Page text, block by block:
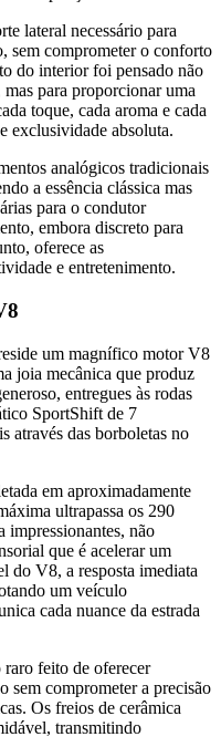
lateral necessário para
sem comprometer o conforto
do interior foi pensado não
para proporcionar uma
toque, cada aroma e cada
exclusividade absoluta.
analógicos tradicionais
a essência clássica mas
para o condutor
embora discreto para
oferece as
e entretenimento.
um magnífico motor V8
joia mecânica que produz
entregues às rodas
SportShift de 7
através das borboletas no
em aproximadamente
ultrapassa os 290
impressionantes, não
que é acelerar um
do V8, a resposta imediata
um veículo
cada nuance da estrada
raro feito de oferecer
sem comprometer a precisão
Os freios de cerâmica
transmitindo